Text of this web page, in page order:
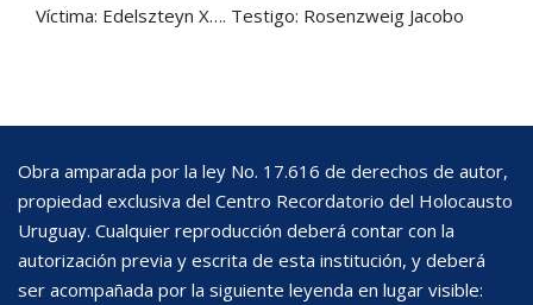
Víctima: Edelszteyn X…. Testigo: Rosenzweig Jacobo
Obra amparada por la ley No. 17.616 de derechos de autor,
propiedad exclusiva del Centro Recordatorio del Holocausto
Uruguay. Cualquier reproducción deberá contar con la
autorización previa y escrita de esta institución, y deberá
ser acompañada por la siguiente leyenda en lugar visible: